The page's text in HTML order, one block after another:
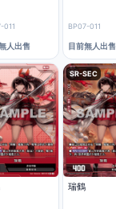
011
人出售
BP07-011
目前無人出售
SR-SEC
瑞鶴